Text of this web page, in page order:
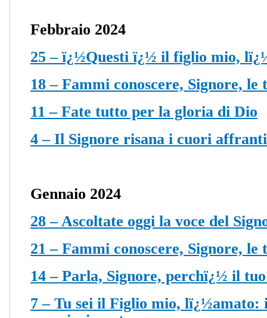
Febbraio 2024
25 – ï¿½Questi ï¿½ il figlio mio,
18 – Fammi conoscere, Signore, le
11 – Fate tutto per la gloria di Dio
4 – Il Signore risana i cuori
Gennaio 2024
28 – Ascoltate oggi la voce del
21 – Fammi conoscere, Signore, le
14 – Parla, Signore, perchï¿½ il
7 – Tu sei il Figlio mio, lï¿½amato: